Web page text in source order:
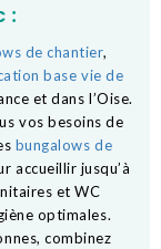
:
de chantier,
base vie de
et dans l’Oise.
vos besoins de
bungalows de
accueillir jusqu’à
et WC
optimales.
combinez